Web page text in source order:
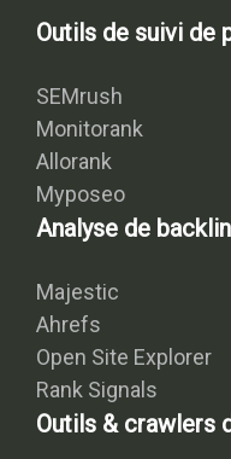
Outils de suivi de
SEMrush
Monitorank
Allorank
Myposeo
Analyse de
Majestic
Ahrefs
Open Site Explorer
Rank Signals
Outils & crawlers